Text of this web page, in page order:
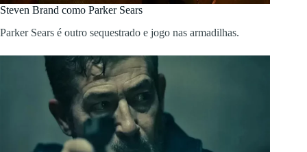
Steven Brand como Parker Sears
Parker Sears é outro sequestrado e jogo nas armadilhas.